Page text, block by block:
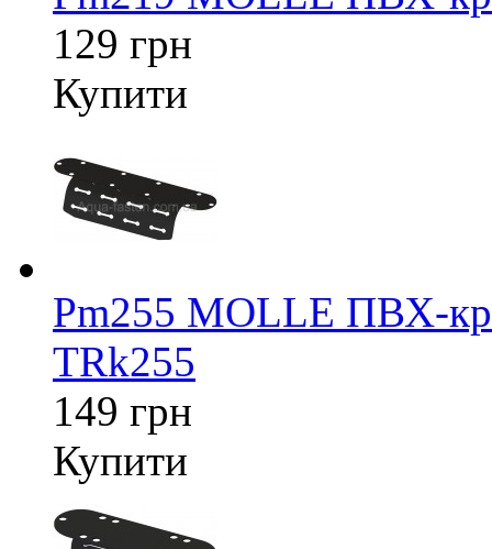
129 грн
Купити
Pm255 MOLLE ПВХ-
TRk255
149 грн
Купити